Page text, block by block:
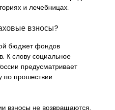
и лечебницах.
взносы?
бюджет фондов
К слову социальное
предусматривает
по прошествии
взносы не возвращаются.